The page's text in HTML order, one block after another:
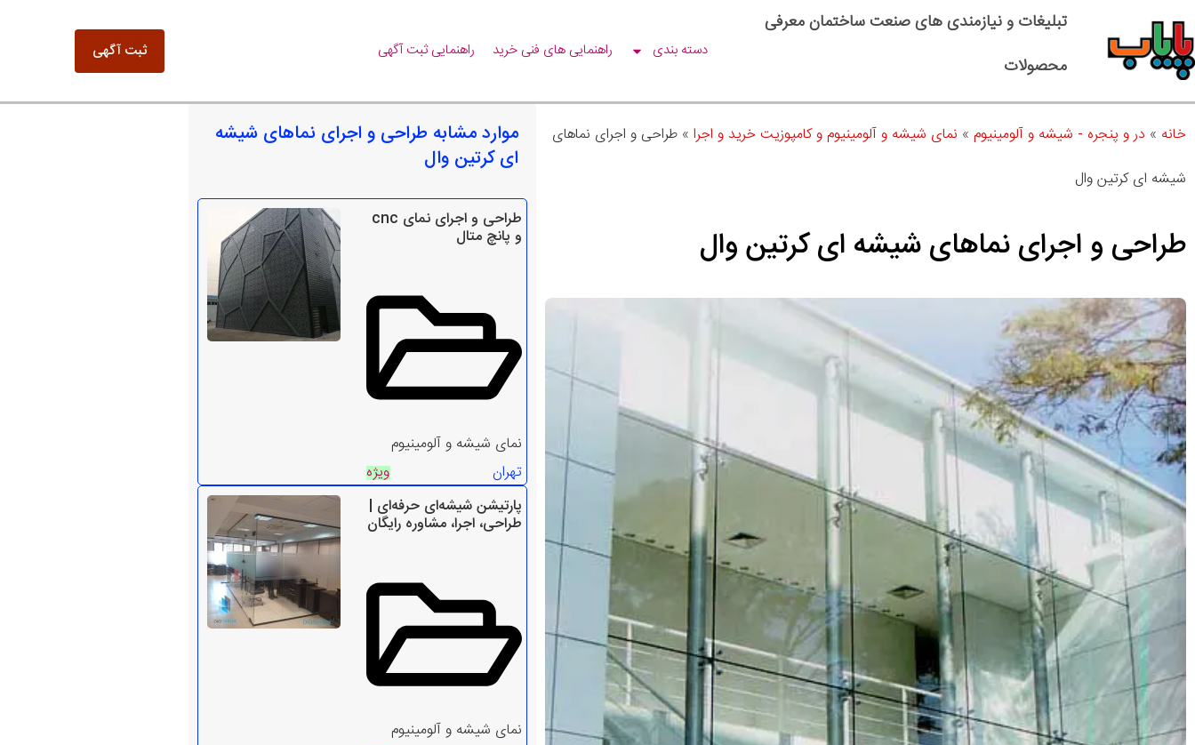
تبلیغات و نیازمندی های صنعت ساختمان معرفی
محصولات
دسته بندی راهنمایی های فنی خرید راهنمایی ثبت آگهی ثبت آگهی
خانه » در و پنجره - شیشه و آلومینیوم » نمای شیشه و آلومینیوم و کامپوزیت خرید و اجرا » طراحی و اجرای نماهای
شیشه ای کرتین وال
طراحی و اجرای نماهای شیشه ای کرتین وال
موارد مشابه طراحی و اجرای نماهای شیشه
ای کرتین وال
طراحی و اجرای نمای cnc
و پانچ متال
نمای شیشه و آلومینیوم
تهران
ویژه
پارتیشن شیشه‌ای حرفه‌ای |
طراحی، اجرا، مشاوره رایگان
نمای شیشه و آلومینیوم